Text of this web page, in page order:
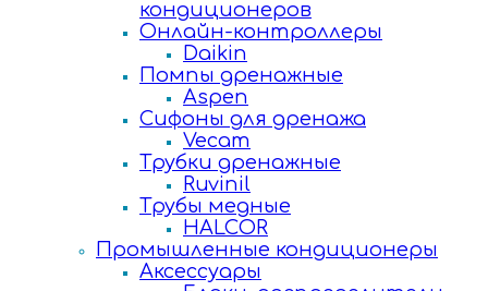
кондиционеров
Онлайн-контроллеры
Daikin
Помпы дренажные
Aspen
Сифоны для дренажа
Vecam
Трубки дренажные
Ruvinil
Трубы медные
HALCOR
Промышленные кондиционеры
Аксессуары